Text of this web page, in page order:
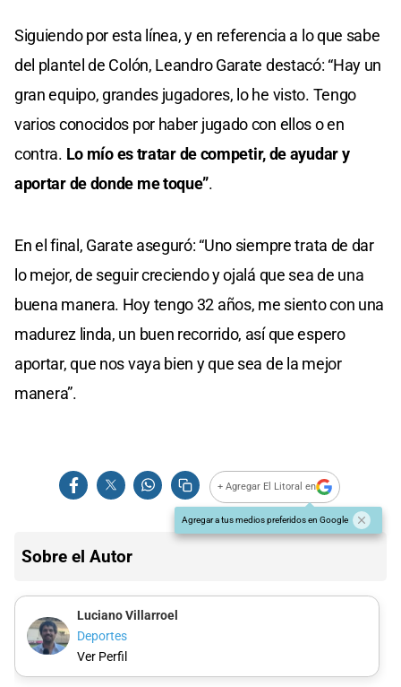
Siguiendo por esta línea, y en referencia a lo que sabe
del plantel de Colón, Leandro Garate destacó: “Hay un
gran equipo, grandes jugadores, lo he visto. Tengo
varios conocidos por haber jugado con ellos o en
contra. Lo mío es tratar de competir, de ayudar y
aportar de donde me toque”.
En el final, Garate aseguró: “Uno siempre trata de dar
lo mejor, de seguir creciendo y ojalá que sea de una
buena manera. Hoy tengo 32 años, me siento con una
madurez linda, un buen recorrido, así que espero
aportar, que nos vaya bien y que sea de la mejor
manera”.
+ Agregar El Litoral en
Agregar a tus medios preferidos en Google
Sobre el Autor
Luciano Villarroel
Deportes
Ver Perfil